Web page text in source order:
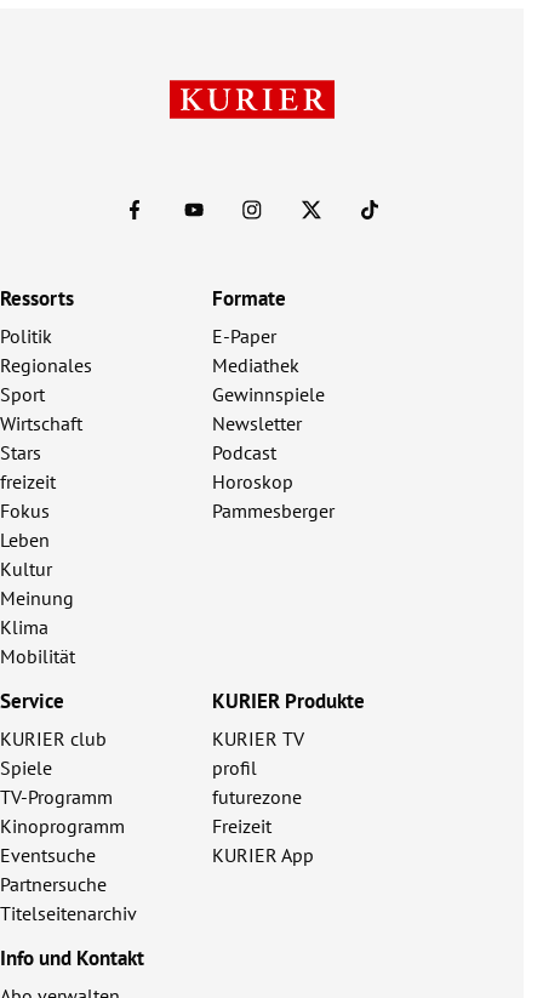
Ressorts
Politik
Regionales
Sport
Wirtschaft
Stars
freizeit
Fokus
Leben
Kultur
Meinung
Klima
Mobilität
Formate
E-Paper
Mediathek
Gewinnspiele
Newsletter
Podcast
Horoskop
Pammesberger
Service
KURIER club
Spiele
TV-Programm
Kinoprogramm
Eventsuche
Partnersuche
Titelseitenarchiv
KURIER Produkte
KURIER TV
profil
futurezone
Freizeit
KURIER App
Info und Kontakt